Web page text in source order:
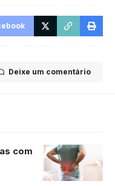
Deixe um comentário
com